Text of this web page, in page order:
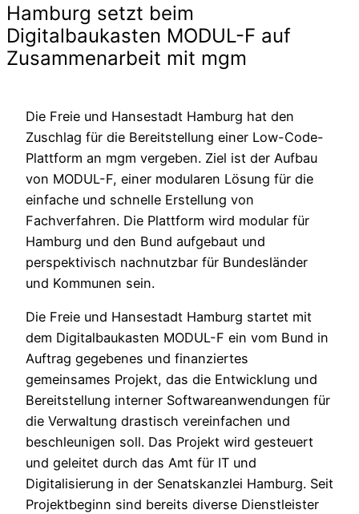
Hamburg setzt beim
Digitalbaukasten MODUL-F auf
Zusammenarbeit mit mgm
Die Freie und Hansestadt Hamburg hat den
Zuschlag für die Bereitstellung einer Low-Code-
Plattform an mgm vergeben. Ziel ist der Aufbau
von MODUL-F, einer modularen Lösung für die
einfache und schnelle Erstellung von
Fachverfahren. Die Plattform wird modular für
Hamburg und den Bund aufgebaut und
perspektivisch nachnutzbar für Bundesländer
und Kommunen sein.
Die Freie und Hansestadt Hamburg startet mit
dem Digitalbaukasten MODUL-F ein vom Bund in
Auftrag gegebenes und finanziertes
gemeinsames Projekt, das die Entwicklung und
Bereitstellung interner Softwareanwendungen für
die Verwaltung drastisch vereinfachen und
beschleunigen soll. Das Projekt wird gesteuert
und geleitet durch das Amt für IT und
Digitalisierung in der Senatskanzlei Hamburg. Seit
Projektbeginn sind bereits diverse Dienstleister